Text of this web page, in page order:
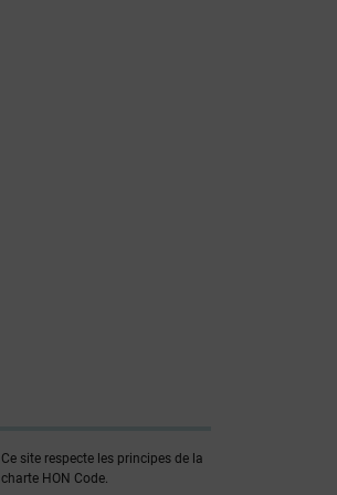
Ce site respecte les principes de la
charte HON Code.